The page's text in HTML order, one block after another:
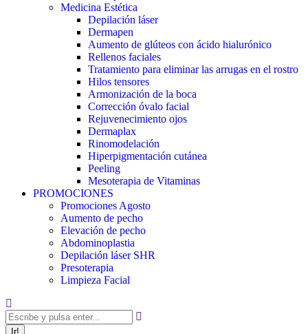
Medicina Estética
Depilación láser
Dermapen
Aumento de glúteos con ácido hialurónico
Rellenos faciales
Tratamiento para eliminar las arrugas en el rostro
Hilos tensores
Armonización de la boca
Corrección óvalo facial
Rejuvenecimiento ojos
Dermaplax
Rinomodelación
Hiperpigmentación cutánea
Peeling
Mesoterapia de Vitaminas
PROMOCIONES
Promociones Agosto
Aumento de pecho
Elevación de pecho
Abdominoplastia
Depilación láser SHR
Presoterapia
Limpieza Facial
Buscar: